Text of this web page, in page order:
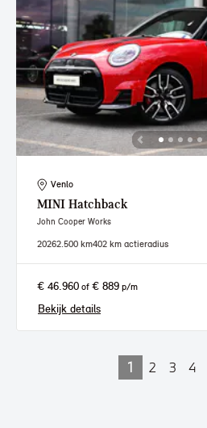
Venlo
MINI Hatchback
John Cooper Works
20262.500 km402 km actieradius
€ 46.960 of € 889 p/m
Bekijk details
1 2 3 4